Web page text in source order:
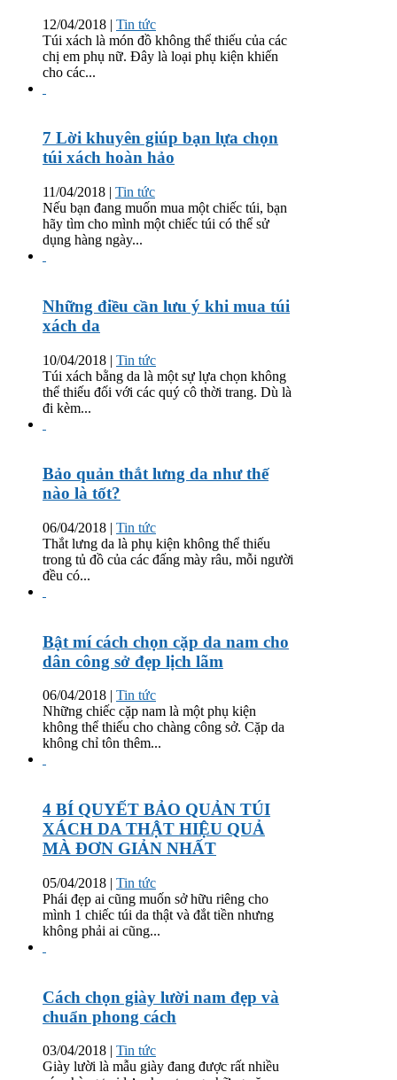
12/04/2018 | Tin tức
Túi xách là món đồ không thể thiếu của các
chị em phụ nữ. Đây là loại phụ kiện khiến
cho các...
7 Lời khuyên giúp bạn lựa chọn
túi xách hoàn hảo
11/04/2018 | Tin tức
Nếu bạn đang muốn mua một chiếc túi, bạn
hãy tìm cho mình một chiếc túi có thể sử
dụng hàng ngày...
Những điều cần lưu ý khi mua túi
xách da
10/04/2018 | Tin tức
Túi xách bằng da là một sự lựa chọn không
thể thiếu đối với các quý cô thời trang. Dù là
đi kèm...
Bảo quản thắt lưng da như thế
nào là tốt?
06/04/2018 | Tin tức
Thắt lưng da là phụ kiện không thể thiếu
trong tủ đồ của các đấng mày râu, mỗi người
đều có...
Bật mí cách chọn cặp da nam cho
dân công sở đẹp lịch lãm
06/04/2018 | Tin tức
Những chiếc cặp nam là một phụ kiện
không thể thiếu cho chàng công sở. Cặp da
không chỉ tôn thêm...
4 BÍ QUYẾT BẢO QUẢN TÚI
XÁCH DA THẬT HIỆU QUẢ
MÀ ĐƠN GIẢN NHẤT
05/04/2018 | Tin tức
Phái đẹp ai cũng muốn sở hữu riêng cho
mình 1 chiếc túi da thật và đắt tiền nhưng
không phải ai cũng...
Cách chọn giày lười nam đẹp và
chuẩn phong cách
03/04/2018 | Tin tức
Giày lười là mẫu giày đang được rất nhiều